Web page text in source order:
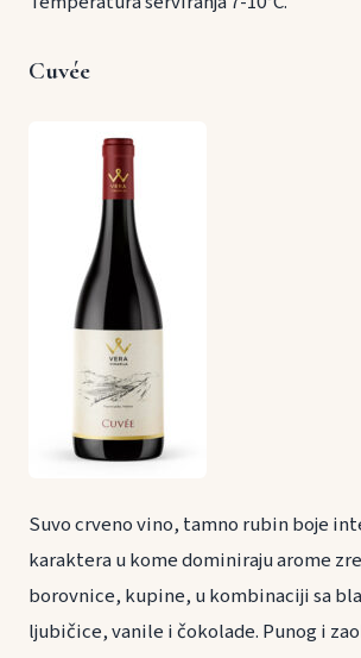
Cuvée
Suvo crveno vino, tamno rubin boje
karaktera u kome dominiraju arome
borovnice, kupine, u kombinaciji sa
ljubičice, vanile i čokolade. Punog i